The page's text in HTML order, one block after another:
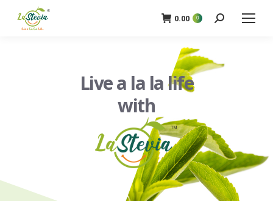
0.00 0 खोज
Live a la la life
with